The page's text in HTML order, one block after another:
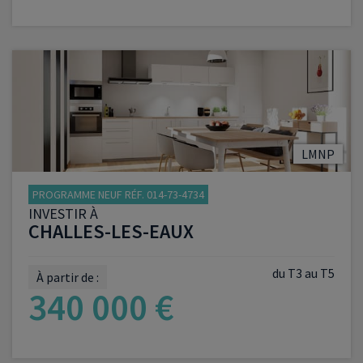
VOIR LE PROGRAMME
LMNP
PROGRAMME NEUF RÉF. 014-73-4734
INVESTIR À
CHALLES-LES-EAUX
du T3 au T5
À partir de :
340 000 €